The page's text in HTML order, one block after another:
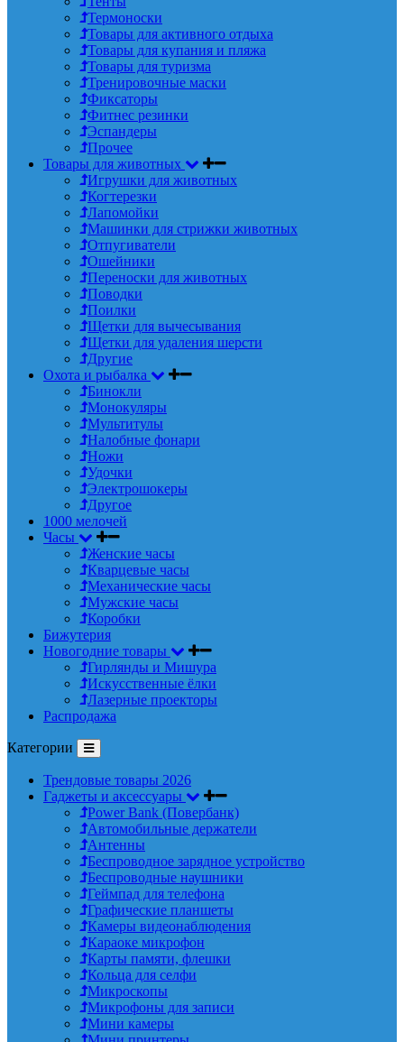
Термоноски
Товары для активного отдыха
Товары для купания и пляжа
Товары для туризма
Тренировочные маски
Фиксаторы
Фитнес резинки
Эспандеры
Прочее
Товары для животных
Игрушки для животных
Когтерезки
Лапомойки
Машинки для стрижки животных
Отпугиватели
Ошейники
Переноски для животных
Поводки
Поилки
Щетки для вычесывания
Щетки для удаления шерсти
Другие
Охота и рыбалка
Бинокли
Монокуляры
Мультитулы
Налобные фонари
Ножи
Удочки
Электрошокеры
Другое
1000 мелочей
Часы
Женские часы
Кварцевые часы
Механические часы
Мужские часы
Коробки
Бижутерия
Новогодние товары
Гирлянды и Мишура
Искусственные ёлки
Лазерные проекторы
Распродажа
Категории
Трендовые товары 2026
Гаджеты и аксессуары
Power Bank (Повербанк)
Автомобильные держатели
Антенны
Беспроводное зарядное устройство
Беспроводные наушники
Геймпад для телефона
Графические планшеты
Камеры видеонаблюдения
Караоке микрофон
Карты памяти, флешки
Кольца для селфи
Микроскопы
Микрофоны для записи
Мини камеры